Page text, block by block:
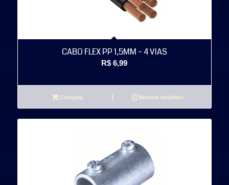
CABO FLEX PP 1,5MM – 4 VIAS
R$ 6,99
Comprar Mostrar detalhes